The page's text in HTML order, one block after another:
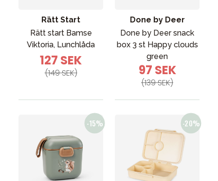
Rätt Start
Rätt start Bamse
Viktoria, Lunchlåda
127 SEK
(149 SEK)
Done by Deer
Done by Deer snack
box 3 st Happy clouds
green
97 SEK
(139 SEK)